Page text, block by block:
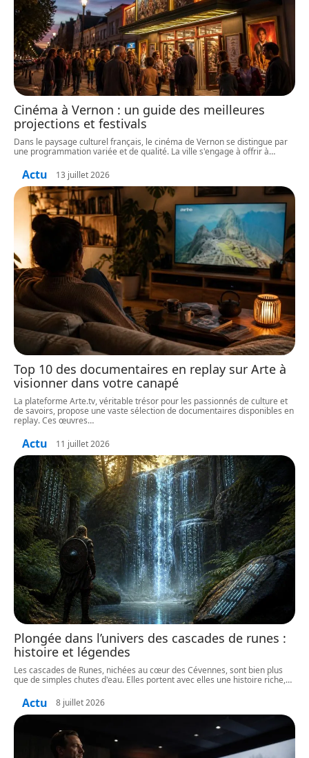
Cinéma à Vernon : un guide des meilleures
projections et festivals
Dans le paysage culturel français, le cinéma de Vernon se distingue par
une programmation variée et de qualité. La ville s'engage à offrir à…
Actu 13 juillet 2026
Top 10 des documentaires en replay sur Arte à
visionner dans votre canapé
La plateforme Arte.tv, véritable trésor pour les passionnés de culture et
de savoirs, propose une vaste sélection de documentaires disponibles en
replay. Ces œuvres…
Actu 11 juillet 2026
Plongée dans l’univers des cascades de runes :
histoire et légendes
Les cascades de Runes, nichées au cœur des Cévennes, sont bien plus
que de simples chutes d'eau. Elles portent avec elles une histoire riche,…
Actu 8 juillet 2026